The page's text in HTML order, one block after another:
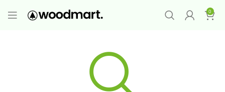
0
Premium-Compra 12 unidades y llévate 1
GRATIS ¡LO QUIERO YA